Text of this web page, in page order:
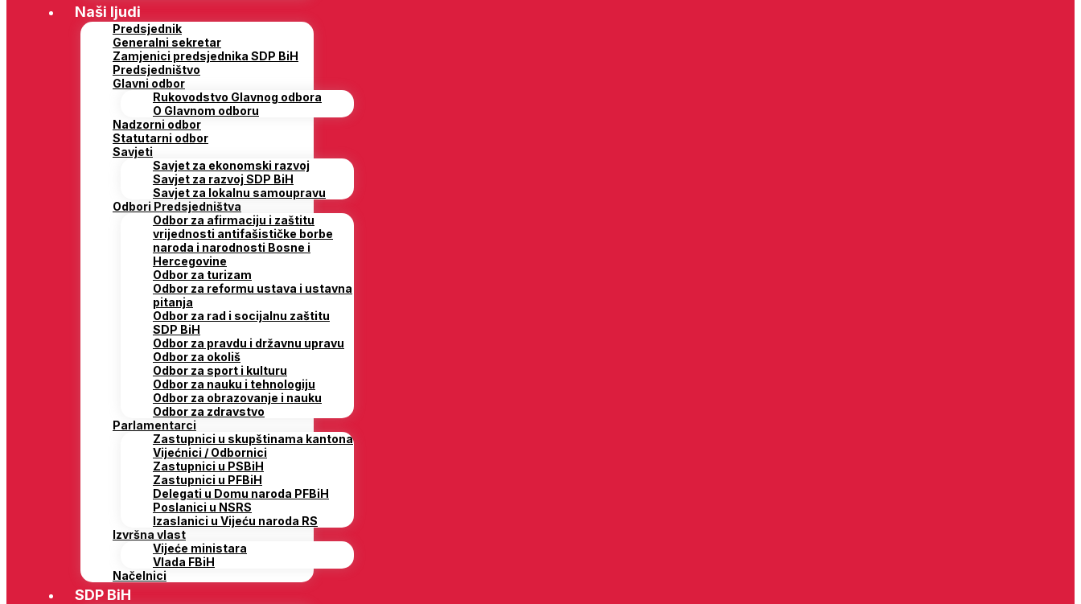
Naši ljudi
Predsjednik
Generalni sekretar
Zamjenici predsjednika SDP BiH
Predsjedništvo
Glavni odbor
Rukovodstvo Glavnog odbora
O Glavnom odboru
Nadzorni odbor
Statutarni odbor
Savjeti
Savjet za ekonomski razvoj
Savjet za razvoj SDP BiH
Savjet za lokalnu samoupravu
Odbori Predsjedništva
Odbor za afirmaciju i zaštitu
vrijednosti antifašističke borbe
naroda i narodnosti Bosne i
Hercegovine
Odbor za turizam
Odbor za reformu ustava i ustavna
pitanja
Odbor za rad i socijalnu zaštitu
SDP BiH
Odbor za pravdu i državnu upravu
Odbor za okoliš
Odbor za sport i kulturu
Odbor za nauku i tehnologiju
Odbor za obrazovanje i nauku
Odbor za zdravstvo
Parlamentarci
Zastupnici u skupštinama kantona
Vijećnici / Odbornici
Zastupnici u PSBiH
Zastupnici u PFBiH
Delegati u Domu naroda PFBiH
Poslanici u NSRS
Izaslanici u Vijeću naroda RS
Izvršna vlast
Vijeće ministara
Vlada FBiH
Načelnici
SDP BiH